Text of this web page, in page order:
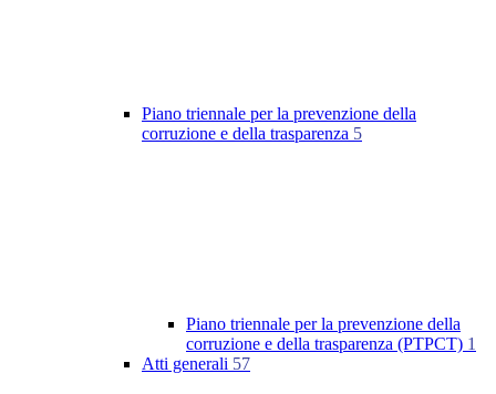
Piano triennale per la prevenzione della
corruzione e della trasparenza 5
Piano triennale per la prevenzione della
corruzione e della trasparenza (PTPCT) 1
Atti generali 57